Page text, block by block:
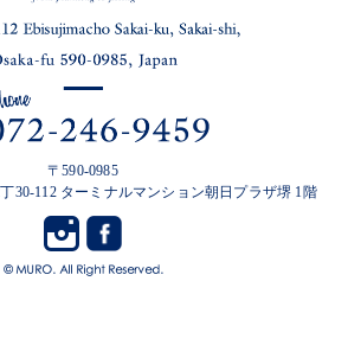
〒590-0985
30-112 ターミナルマンション朝日プラザ堺 1階